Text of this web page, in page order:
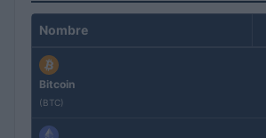
Nombre
Bitcoin
(BTC)